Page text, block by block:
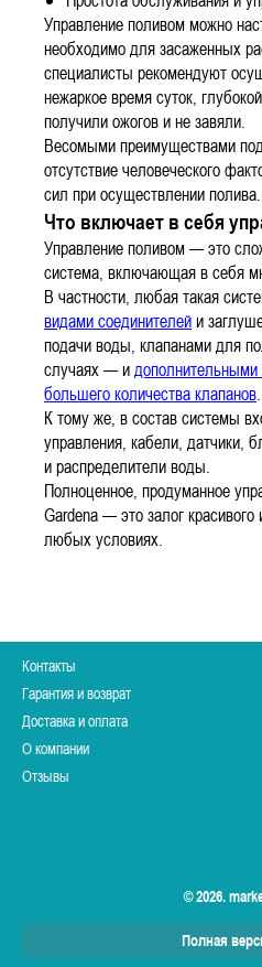
Управление поливом можно
необходимо для засаженных
специалисты рекомендуют
нежаркое время суток,
получили ожогов и не завяли.
Весомыми преимуществами
отсутствие человеческого
сил при осуществлении полива.
Что включает в себя
Управление поливом — это
система, включающая в себя
В частности, любая такая
видами соединителейи
подачи воды, клапанами для
случаях — и
большего количества клапанов.
К тому же, в состав системы
управления, кабели, датчики,
и распределители воды.
Полноценное, продуманное
Gardena — это залог красивого
любых условиях.
Контакты
Гарантия и возврат
Доставка и оплата
О компании
Отзывы
© 2026.
Полная